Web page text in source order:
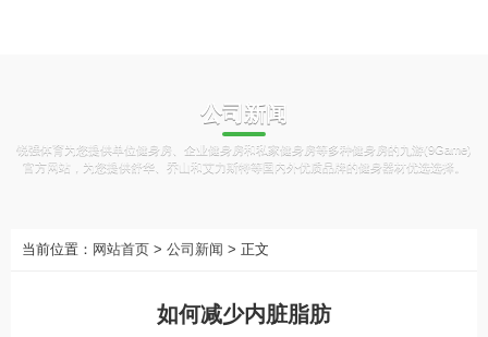
公司新闻
锐强体育为您提供单位健身房、企业健身房和私家健身房等多种健身房的九游(9Game)
官方网站，为您提供舒华、乔山和艾力斯特等国内外优质品牌的健身器材优选选择。
当前位置： 网站首页 > 公司新闻 > 正文
如何减少内脏脂肪